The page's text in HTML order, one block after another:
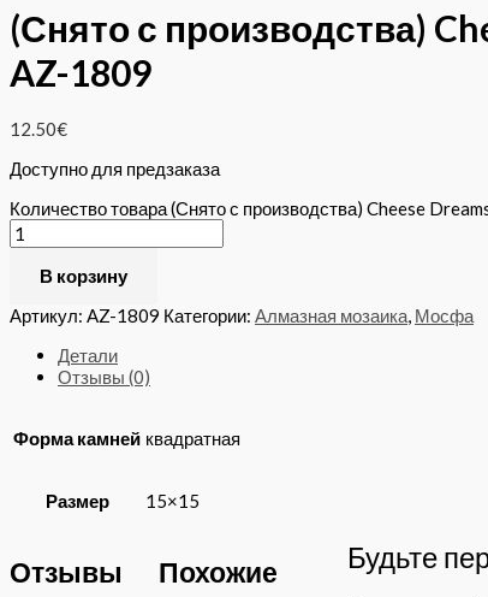
(Снято с производства)
AZ-1809
12.50€
Доступно для предзаказа
Количество товара (Снято с производства) Cheese
В корзину
Артикул: AZ-1809 Категории: Алмазная мозаика, Мосфа
Детали
Отзывы (0)
Форма камней квадратная
Размер 15×15
Отзывы Будьте
Похожие